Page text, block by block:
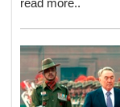
read more..